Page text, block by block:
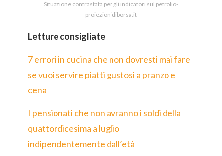
Situazione contrastata per gli indicatori sul petrolio-
proiezionidiborsa.it
Letture consigliate
7 errori in cucina che non dovresti mai fare
se vuoi servire piatti gustosi a pranzo e
cena
I pensionati che non avranno i soldi della
quattordicesima a luglio
indipendentemente dall’età